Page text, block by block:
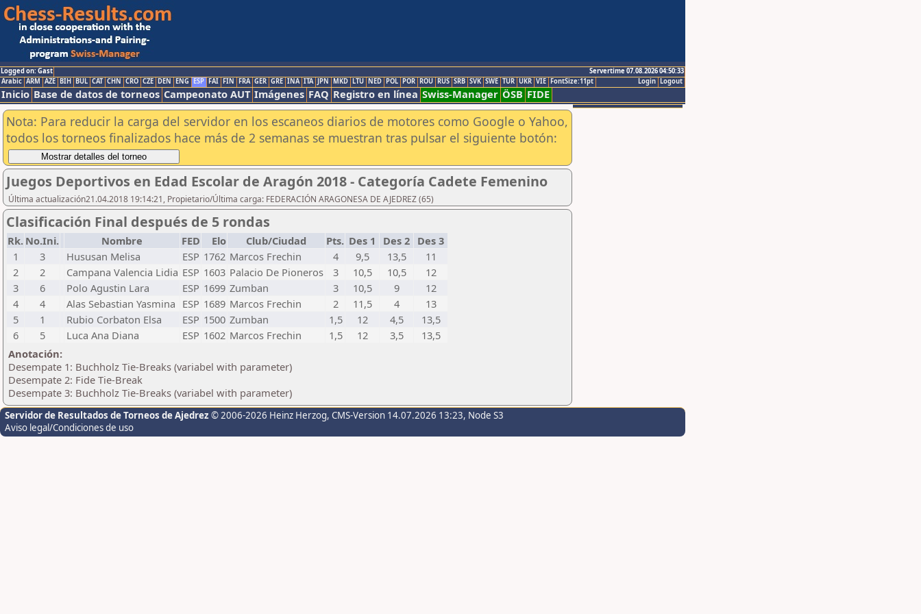
Logged on: Gast
Servertime 07.08.2026 04:50:33
Logout
Login
Arabic ARM AZE BIH BUL CAT CHN CRO CZE DEN ENG ESP FAI FIN FRA GER GRE INA ITA JPN MKD LTU NED POL POR ROU RUS SRB SVK SWE TUR UKR VIE FontSize:11pt
Inicio Base de datos de torneos Campeonato AUT Imágenes FAQ Registro en línea Swiss-Manager ÖSB FIDE
Nota: Para reducir la carga del servidor en los escaneos diarios de motores como Google o Yahoo,
todos los torneos finalizados hace más de 2 semanas se muestran tras pulsar el siguiente botón:
Juegos Deportivos en Edad Escolar de Aragón 2018 - Categoría Cadete Femenino
Última actualización21.04.2018 19:14:21, Propietario/Última carga: FEDERACIÓN ARAGONESA DE AJEDREZ (65)
Clasificación Final después de 5 rondas
Rk. No.Ini. Nombre FED Elo Club/Ciudad Pts. Des 1 Des 2 Des 3
1
3 Hususan Melisa ESP 1762 Marcos Frechin 4 9,5 13,5
11
2
2 Campana Valencia Lidia ESP 1603 Palacio De Pioneros 3 10,5 10,5
12
3
6 Polo Agustin Lara ESP 1699 Zumban 3 10,5 9
12
4
4 Alas Sebastian Yasmina ESP 1689 Marcos Frechin 2 11,5 4
13
5
1 Rubio Corbaton Elsa ESP 1500 Zumban 1,5 12 4,5
13,5
6
5 Luca Ana Diana ESP 1602 Marcos Frechin 1,5 12 3,5
13,5
Anotación:
Desempate 1: Buchholz Tie-Breaks (variabel with parameter)
Desempate 2: Fide Tie-Break
Desempate 3: Buchholz Tie-Breaks (variabel with parameter)
Servidor de Resultados de Torneos de Ajedrez © 2006-2026 Heinz Herzog, CMS-Version 14.07.2026 13:23, Node S3
Aviso legal/Condiciones de uso